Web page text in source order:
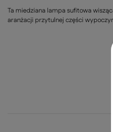
Ta miedziana lampa sufitowa
aranżacji przytulnej części